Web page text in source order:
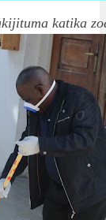
katika